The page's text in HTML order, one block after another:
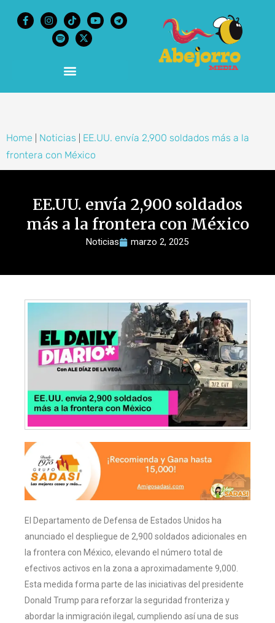
Home Noticias
EE.UU. envía 2,900 soldados más a la
frontera con México
EE.UU. envía 2,900 soldados
más a la frontera con México
Noticias marzo 2, 2025
El Departamento de Defensa de Estados Unidos ha
anunciado el despliegue de 2,900 soldados adicionales en
la frontera con México, elevando el número total de
efectivos activos en la zona a aproximadamente 9,000.
Esta medida forma parte de las iniciativas del presidente
Donald Trump para reforzar la seguridad fronteriza y
abordar la inmigración ilegal, cumpliendo así una de sus